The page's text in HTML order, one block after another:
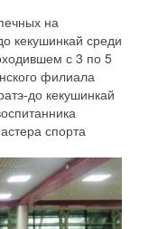
на
кекушинкай среди
с 3 по 5
филиала
до кекушинкай
спорта